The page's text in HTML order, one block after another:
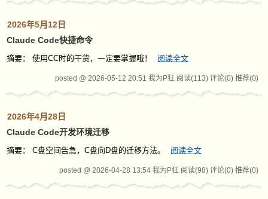
2026年5月12日
Claude Code快捷命令
摘要： 使用CC时的干货，一定要掌握哦！ 阅读全文
posted @ 2026-05-12 20:51 我为P狂 阅读(113) 评论(0) 推荐(0)
2026年4月28日
Claude Code开发环境迁移
摘要： C盘空间告急，C盘向D盘的迁移方法。 阅读全文
posted @ 2026-04-28 13:54 我为P狂 阅读(98) 评论(0) 推荐(0)